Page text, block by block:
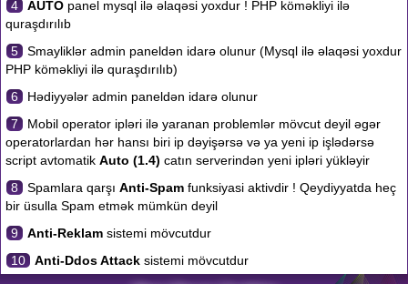
4
AUTO panel mysql ilə əlaqəsi yoxdur ! PHP köməkliyi ilə
quraşdırılıb
5
Smayliklər admin paneldən idarə olunur (Mysql ilə əlaqəsi yoxdur
PHP köməkliyi ilə quraşdırılıb)
6
Hədiyyələr admin paneldən idarə olunur
7
Mobil operator ipləri ilə yaranan problemlər mövcut deyil əgər
operatorlardan hər hansı biri ip dəyişərsə və ya yeni ip işlədərsə
script avtomatik Auto (1.4) catın serverindən yeni ipləri yükləyir
8
Spamlara qarşı Anti-Spam funksiyasi aktivdir ! Qeydiyyatda heç
bir üsulla Spam etmək mümkün deyil
9
Anti-Reklam sistemi mövcutdur
10
Anti-Ddos Attack sistemi mövcutdur